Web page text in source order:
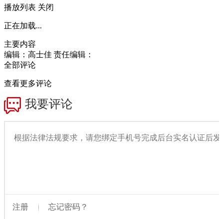
播放列表 关闭
正在加载...
主要内容
编辑：高士佳 责任编辑：
全部评论
查看更多评论